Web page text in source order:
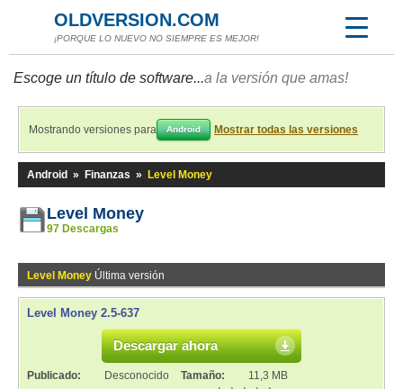
OLDVERSION.COM
¡PORQUE LO NUEVO NO SIEMPRE ES MEJOR!
Escoge un título de software...a la versión que amas!
Mostrando versiones para Android Mostrar todas las versiones
Android » Finanzas » Level Money
Level Money
97 Descargas
Level Money Última versión
Level Money 2.5-637
Descargar ahora
Publicado: Desconocido Tamaño:
11,3 MB